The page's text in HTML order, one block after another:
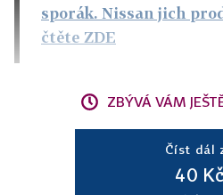
sporák. Nissan jich
čtěte ZDE
ZBÝVÁ VÁM
Číst dál
40 Kč